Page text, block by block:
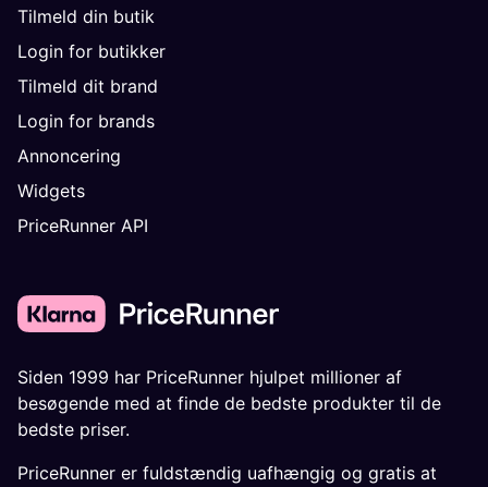
Tilmeld din butik
Login for butikker
Tilmeld dit brand
Login for brands
Annoncering
Widgets
PriceRunner API
Siden 1999 har PriceRunner hjulpet millioner af
besøgende med at finde de bedste produkter til de
bedste priser.
PriceRunner er fuldstændig uafhængig og gratis at